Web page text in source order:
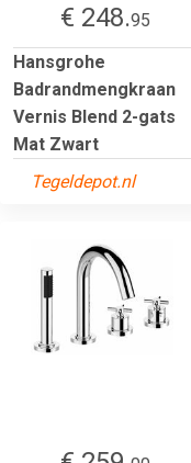
€ 248.95
Hansgrohe
Badrandmengkraan
Vernis Blend 2-gats
Mat Zwart
Tegeldepot.nl